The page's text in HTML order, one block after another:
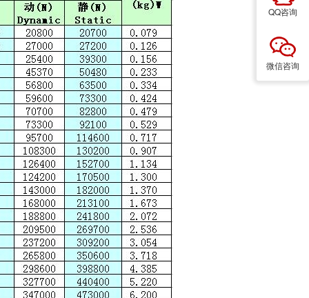
QQ咨询
微信咨询